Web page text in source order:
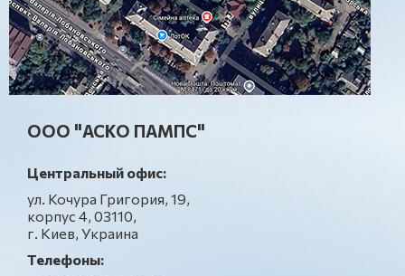
ООО "АСКО ПАМПС"
Центральный офис:
ул. Кочура Григория, 19,
корпус 4, 03110,
г. Киев, Украина
Телефоны: